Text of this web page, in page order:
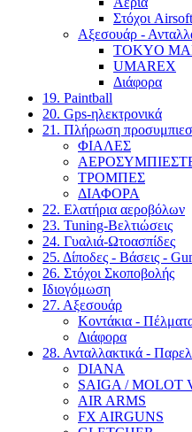
Στόχοι Airsoft
Αξεσουάρ -
TOKYO
UMAREX
Διάφορα
19. Paintball
20. Gps-ηλεκτρονικά
21. Πλήρωση
ΦΙΑΛΕΣ
ΤΡΟΜΠΕΣ
ΔΙΑΦΟΡΑ
22. Ελατήρια αεροβόλων
23. Tuning-Βελτιώσεις
24. Γυαλιά-Ωτοασπίδες
25. Δίποδες - Βάσεις -
26. Στόχοι Σκοποβολής
Ιδιογόμωση
27. Αξεσουάρ
Κοντάκια -
Διάφορα
28. Ανταλλακτικά -
DIANA
SAIGA / MOLOT
AIR ARMS
FX AIRGUNS